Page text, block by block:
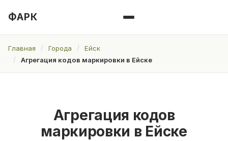
ФАРК
Главная Города
Ейск
Агрегация кодов маркировки в Ейске
Агрегация кодов
маркировки в Ейске